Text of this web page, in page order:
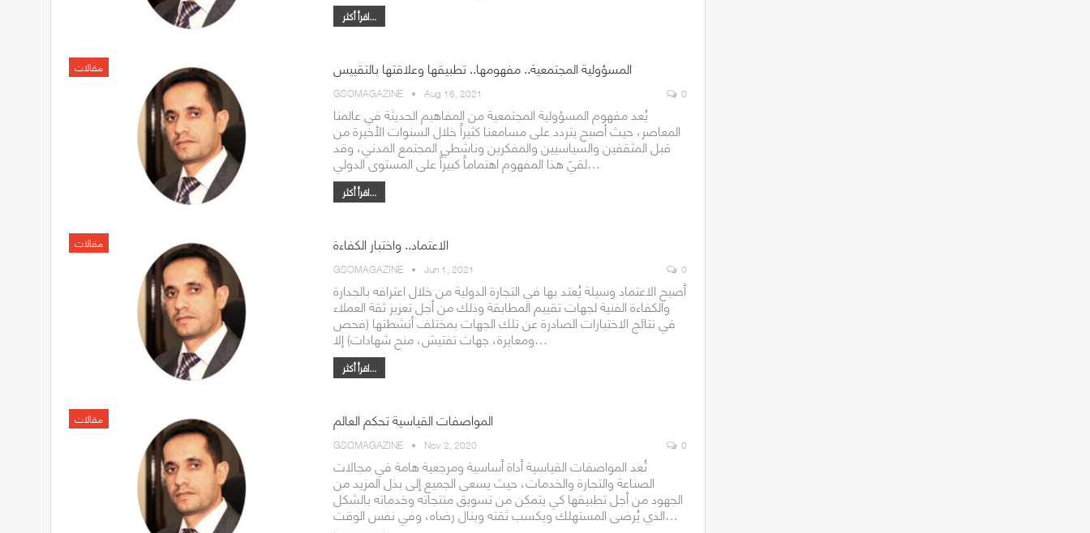
اقرأ أكثر...
مقالات المسؤولية المجتمعية.. مفهومها.. تطبيقها وعلاقتها بالتقييس
GSOMAGAZINE Aug 16, 2021 0
يُعد مفهوم المسؤولية المجتمعية من المفاهيم الحديثة في عالمنا
المعاصر، حيث أصبح يتردد على مسامعنا كثيراً خلال السنوات الأخيرة من
قبل المثقفين والسياسيين والمفكرين وناشطي المجتمع المدني، وقد
لقيَ هذا المفهوم اهتماماً كبيراً على المستوى الدولي…
اقرأ أكثر...
مقالات الاعتماد.. واختبار الكفاءة
GSOMAGAZINE Jun 1, 2021 0
أصبح الاعتماد وسيلة يُعتد بها في التجارة الدولية من خلال اعترافه بالجدارة
والكفاءة الفنية لجهات تقييم المطابقة وذلك من أجل تعزيز ثقة العملاء
في نتائج الاختبارات الصادرة عن تلك الجهات بمختلف أنشطتها (فحص
ومعايرة، جهات تفتيش، منح شهادات) إلا…
اقرأ أكثر...
مقالات المواصفات القياسية تحكم العالم
GSOMAGAZINE Nov 2, 2020 0
تُعد المواصفات القياسية أداة أساسية ومرجعية هامة في مجالات
الصناعة والتجارة والخدمات، حيث يسعى الجميع إلى بذل المزيد من
الجهود من أجل تطبيقها كي يتمكن من تسويق منتجاته وخدماته بالشكل
الذي يُرضى المستهلك ويكسب ثقته وينال رضاه، وفي نفس الوقت…